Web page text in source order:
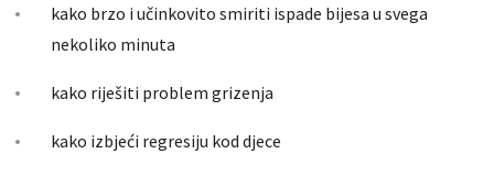
kako brzo i učinkovito smiriti ispade bijesa u svega
nekoliko minuta
kako riješiti problem grizenja
kako izbjeći regresiju kod djece